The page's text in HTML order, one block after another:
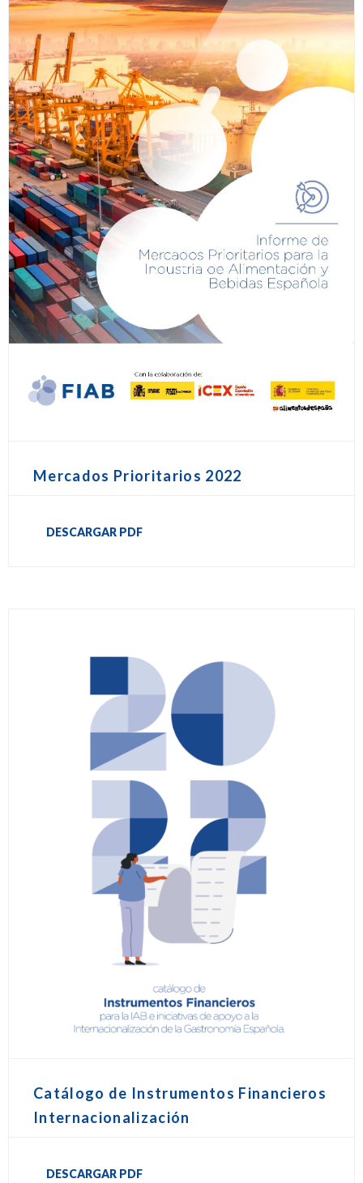
Mercados Prioritarios 2022
DESCARGAR PDF
Catálogo de Instrumentos Financieros
Internacionalización
DESCARGAR PDF